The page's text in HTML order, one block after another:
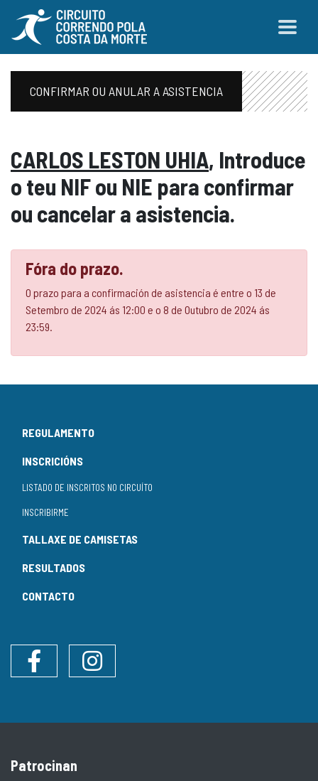
CONFIRMAR OU ANULAR A ASISTENCIA
CARLOS LESTON UHIA, Introduce
o teu NIF ou NIE para confirmar
ou cancelar a asistencia.
Fóra do prazo.
O prazo para a confirmación de asistencia é entre o 13 de
Setembro de 2024 ás 12:00 e o 8 de Outubro de 2024 ás
23:59.
REGULAMENTO
INSCRICIÓNS
LISTADO DE INSCRITOS NO CIRCUÍTO
INSCRIBIRME
TALLAXE DE CAMISETAS
RESULTADOS
CONTACTO
Instagram
Patrocinan